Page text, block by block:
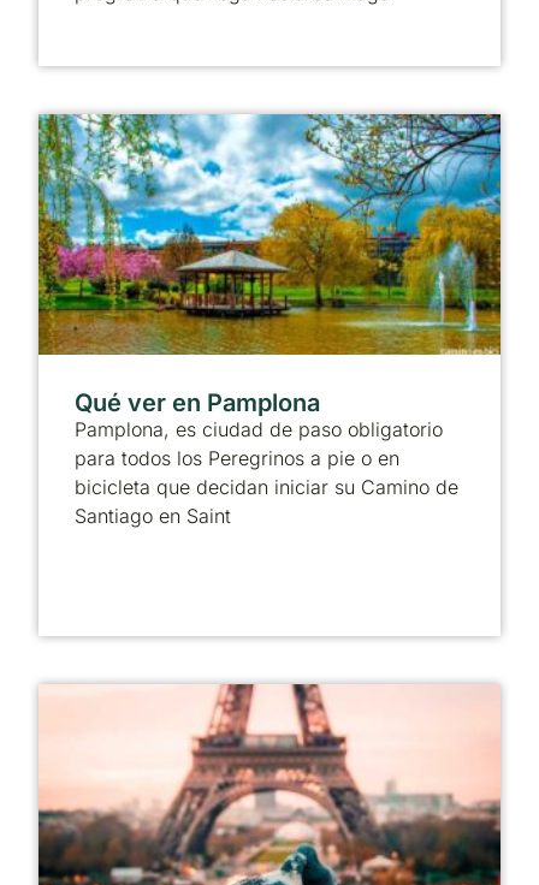
Qué ver en Pamplona
Pamplona, es ciudad de paso obligatorio
para todos los Peregrinos a pie o en
bicicleta que decidan iniciar su Camino de
Santiago en Saint